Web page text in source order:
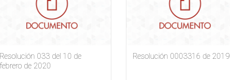
Resolución 033 del 10 de
febrero de 2020
Resolución 0003316 de 2019